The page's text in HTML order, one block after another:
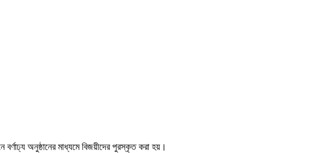
অনুষ্ঠানের মাধ্যমে বিজয়ীদের পুরস্কৃত করা হয়।